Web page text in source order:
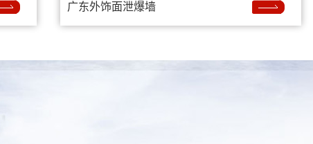
广东外饰面泄爆墙